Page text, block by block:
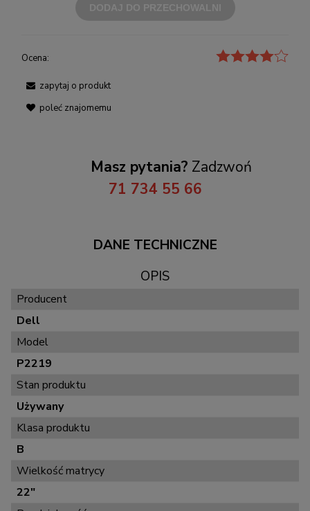
Ocena:
zapytaj o produkt
poleć znajomemu
Masz pytania? Zadzwoń
71 734 55 66
DANE TECHNICZNE
OPIS
Producent
Dell
Model
P2219
Stan produktu
Używany
Klasa produktu
B
Wielkość matrycy
22"